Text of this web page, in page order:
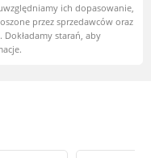
ich dopasowanie,
przez sprzedawców oraz
starań, aby